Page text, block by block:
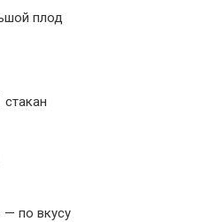
плод
— по вкусу